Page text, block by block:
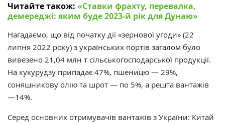
Читайте також: «‎Ставки фрахту, перевалка,
демереджі: яким буде 2023-й рік для Дунаю»
Нагадаємо, що від початку дії «‎зернової угоди»‎ (22
липня 2022 року) з українських портів загалом було
вивезено 21,04 млн т сільськогосподарської продукції.
На кукурудзу припадає 47%, пшеницю — 29%,
соняшникову олію та шрот — по 5%, а решта вантажів
—14%.
Серед основних отримувачів вантажів з України: Китай